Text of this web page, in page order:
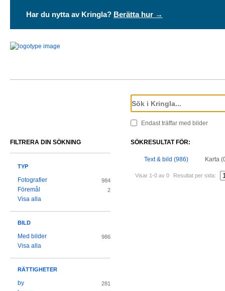
Har du nytta av Kringla? Berätta hur →
Endast träffar med bilder
SÖKRESULTAT FÖR:
Text & bild (986) Karta
Visar 1-0 av 0 Resultat per sida:
FILTRERA DIN SÖKNING
TYP
Fotografier 984
Föremål 2
Visa alla
BILD
Med bilder 986
Visa alla
RÄTTIGHETER
by 281